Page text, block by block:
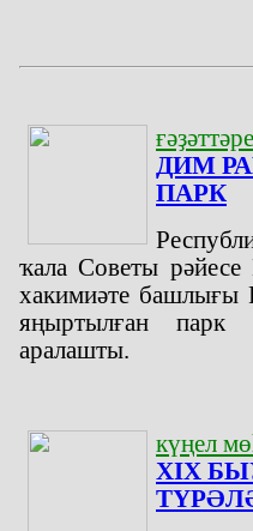
ДИМ
ПАРК
ҡала Советы
хакимиәте
яңыртылған
аралашты.
күңел
XIX